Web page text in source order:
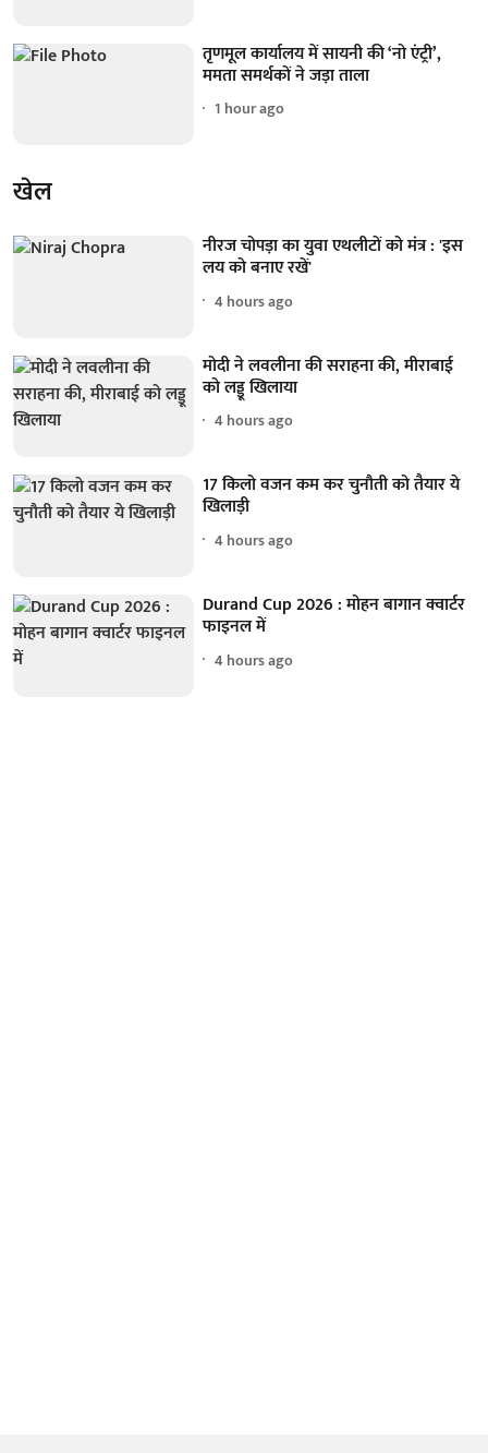
तृणमूल कार्यालय में सायनी की ‘नो एंट्री’,
ममता समर्थकों ने जड़ा ताला
1 hour ago
खेल
नीरज चोपड़ा का युवा एथलीटों को मंत्र : 'इस
लय को बनाए रखें'
4 hours ago
मोदी ने लवलीना की सराहना की, मीराबाई
को लड्डू खिलाया
4 hours ago
17 किलो वजन कम कर चुनौती को तैयार ये
खिलाड़ी
4 hours ago
Durand Cup 2026 : मोहन बागान क्वार्टर
फाइनल में
4 hours ago